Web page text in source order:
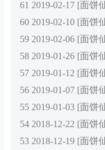
61 2019-02-17 [面饼
60 2019-02-10 [面饼
59 2019-02-06 [面
58 2019-01-26 [面饼
57 2019-01-12 [面饼
56 2019-01-07 [面饼
55 2019-01-03 [面饼
54 2018-12-22 [面饼
53 2018-12-19 [面饼